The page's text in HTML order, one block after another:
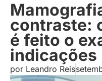
contraste:
é feito o
indicações
por Leandro Reis